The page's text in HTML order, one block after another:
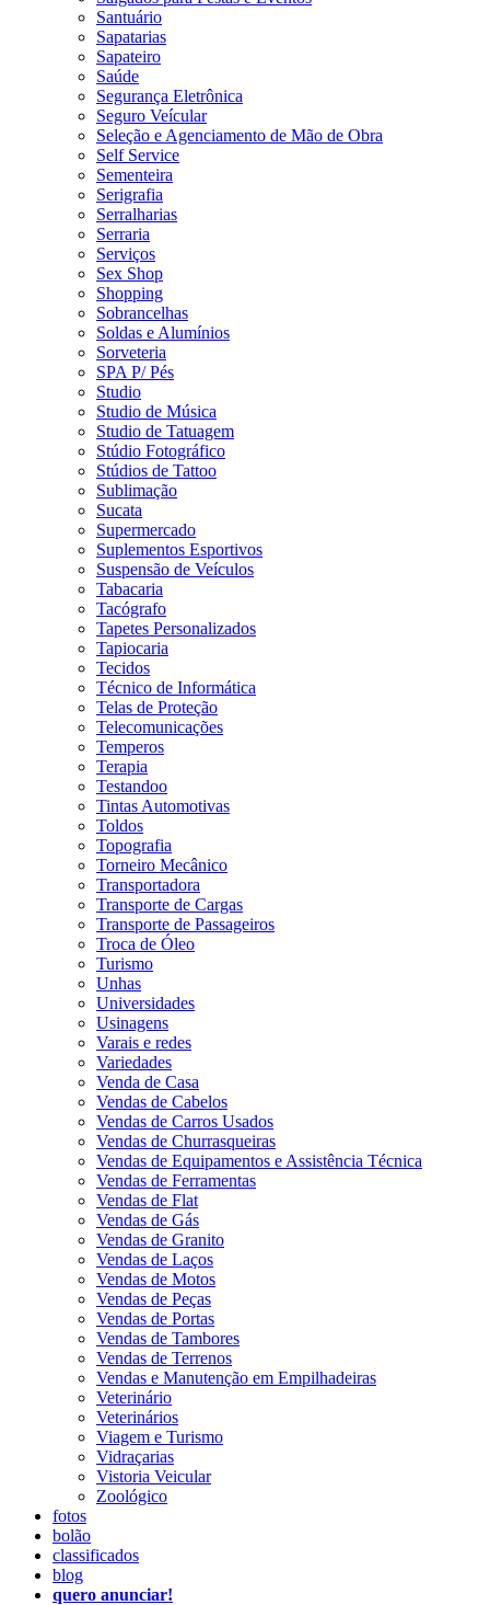
Santuário
Sapatarias
Sapateiro
Saúde
Segurança Eletrônica
Seguro Veícular
Seleção e Agenciamento de Mão de Obra
Self Service
Sementeira
Serigrafia
Serralharias
Serraria
Serviços
Sex Shop
Shopping
Sobrancelhas
Soldas e Alumínios
Sorveteria
SPA P/ Pés
Studio
Studio de Música
Studio de Tatuagem
Stúdio Fotográfico
Stúdios de Tattoo
Sublimação
Sucata
Supermercado
Suplementos Esportivos
Suspensão de Veículos
Tabacaria
Tacógrafo
Tapetes Personalizados
Tapiocaria
Tecidos
Técnico de Informática
Telas de Proteção
Telecomunicações
Temperos
Terapia
Testandoo
Tintas Automotivas
Toldos
Topografia
Torneiro Mecânico
Transportadora
Transporte de Cargas
Transporte de Passageiros
Troca de Óleo
Turismo
Unhas
Universidades
Usinagens
Varais e redes
Variedades
Venda de Casa
Vendas de Cabelos
Vendas de Carros Usados
Vendas de Churrasqueiras
Vendas de Equipamentos e Assistência Técnica
Vendas de Ferramentas
Vendas de Flat
Vendas de Gás
Vendas de Granito
Vendas de Laços
Vendas de Motos
Vendas de Peças
Vendas de Portas
Vendas de Tambores
Vendas de Terrenos
Vendas e Manutenção em Empilhadeiras
Veterinário
Veterinários
Viagem e Turismo
Vidraçarias
Vistoria Veicular
Zoológico
fotos
bolão
classificados
blog
quero anunciar!